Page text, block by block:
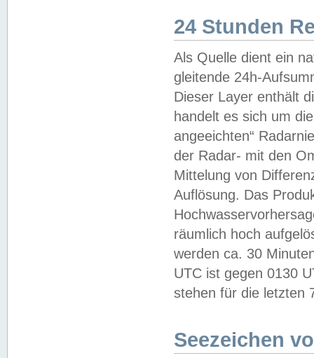
24 Stunden
Als Quelle dient ein
gleitende 24h-
Dieser Layer enthält
handelt es sich um
angeeichten“
der Radar- mit den
Mittelung von
Auflösung. Das
räumlich hoch
werden ca. 30
UTC ist gegen 0130
stehen für die letzten
Seezeichen